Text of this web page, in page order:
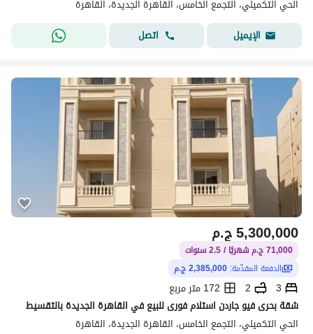
الحي التكميلي، التجمع الخامس، القاهرة الجديدة، القاهرة
الإيميل
اتصل
ج.م5,300,000
71,000 ج.م شهريًا / 2.5 سنوات
الدفعة المقدّمة: 2,385,000 ج.م
3
2
172 متر مربع
شقة بحرى فيو جاردن استلام فورى للبيع في القاهرة الجديدة بالتقسيط
الحي التكميلي، التجمع الخامس، القاهرة الجديدة، القاهرة